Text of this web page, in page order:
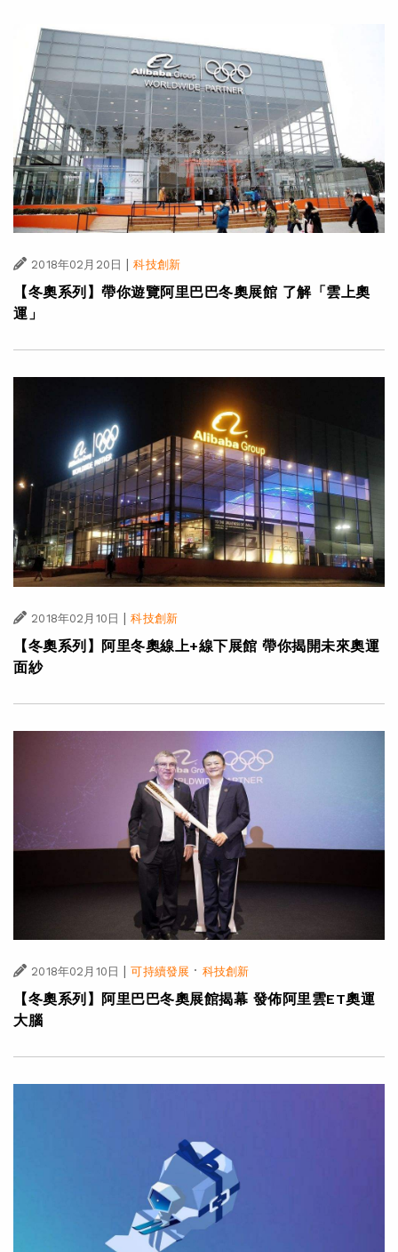
2018年02月20日 科技創新
【冬奧系列】帶你遊覽阿里巴巴冬奧展館 了解「雲上奧
運」
2018年02月10日 | 科技創新
【冬奧系列】阿里冬奧線上+線下展館 帶你揭開未來奧運
面紗
2018年02月10日 | 可持續發展 · 科技創新
【冬奧系列】阿里巴巴冬奧展館揭幕 發佈阿里雲ET奧運
大腦